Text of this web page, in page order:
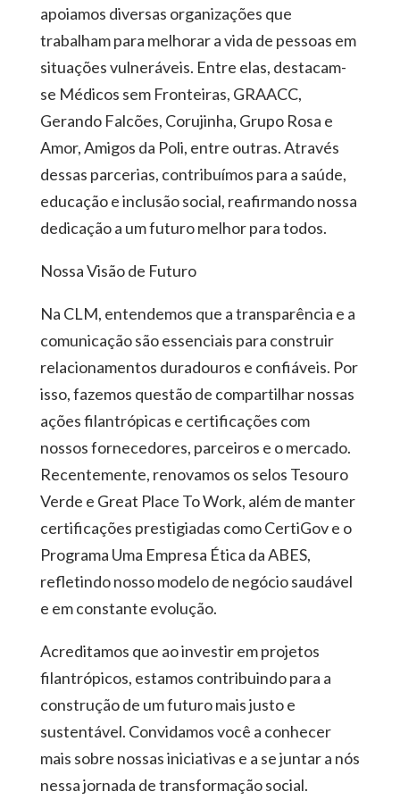
apoiamos diversas organizações que
trabalham para melhorar a vida de pessoas em
situações vulneráveis. Entre elas, destacam-
se Médicos sem Fronteiras, GRAACC,
Gerando Falcões, Corujinha, Grupo Rosa e
Amor, Amigos da Poli, entre outras. Através
dessas parcerias, contribuímos para a saúde,
educação e inclusão social, reafirmando nossa
dedicação a um futuro melhor para todos.
Nossa Visão de Futuro
Na CLM, entendemos que a transparência e a
comunicação são essenciais para construir
relacionamentos duradouros e confiáveis. Por
isso, fazemos questão de compartilhar nossas
ações filantrópicas e certificações com
nossos fornecedores, parceiros e o mercado.
Recentemente, renovamos os selos Tesouro
Verde e Great Place To Work, além de manter
certificações prestigiadas como CertiGov e o
Programa Uma Empresa Ética da ABES,
refletindo nosso modelo de negócio saudável
e em constante evolução.
Acreditamos que ao investir em projetos
filantrópicos, estamos contribuindo para a
construção de um futuro mais justo e
sustentável. Convidamos você a conhecer
mais sobre nossas iniciativas e a se juntar a nós
nessa jornada de transformação social.